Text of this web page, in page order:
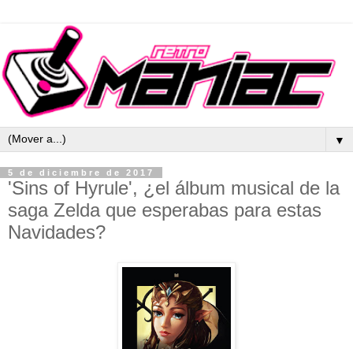
▼
5 de diciembre de 2017
'Sins of Hyrule', ¿el álbum musical de la
saga Zelda que esperabas para estas
Navidades?